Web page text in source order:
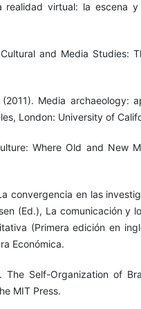
virtual: la escena y
and Media Studies:
Media archaeology:
London: University of
Where Old and New
convergencia en las
(Ed.), La comunicación y
(Primera edición en
Económica.
The Self-Organization of
MIT Press.